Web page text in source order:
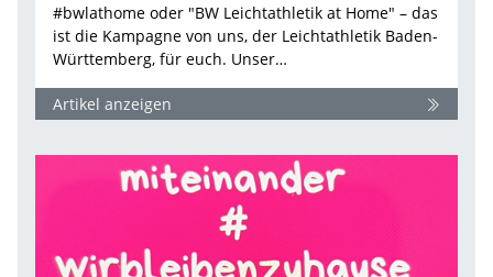
#bwlathome oder "BW Leichtathletik at Home" – das
ist die Kampagne von uns, der Leichtathletik Baden-
Württemberg, für euch. Unser…
Artikel anzeigen